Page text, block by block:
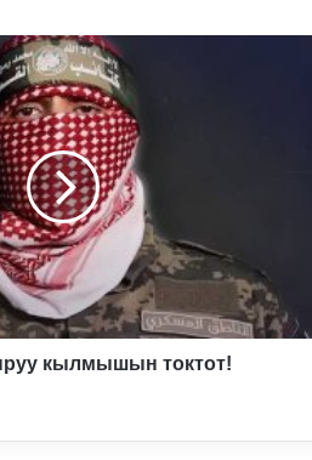
кылмышын токтот!